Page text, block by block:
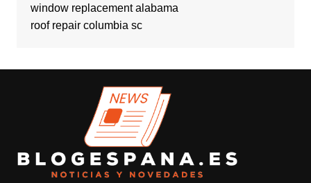
window replacement alabama
roof repair columbia sc